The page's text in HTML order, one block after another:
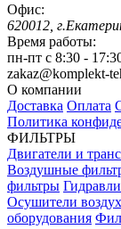
Офис:
620012,
Время работы:
пн-пт с 8:30 -
zakaz@komplekt-
О компании
Доставка Оплата
Политика
ФИЛЬТРЫ
Двигатели и
Воздушные
фильтры
Осушители
оборудования